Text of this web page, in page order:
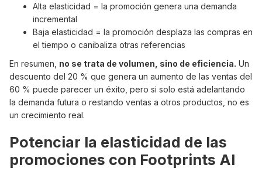
Alta elasticidad = la promoción genera una demanda
incremental
Baja elasticidad = la promoción desplaza las compras en
el tiempo o canibaliza otras referencias
En resumen, no se trata de volumen, sino de eficiencia. Un
descuento del 20 % que genera un aumento de las ventas del
60 % puede parecer un éxito, pero si solo está adelantando
la demanda futura o restando ventas a otros productos, no es
un crecimiento real.
Potenciar la elasticidad de las
promociones con Footprints AI